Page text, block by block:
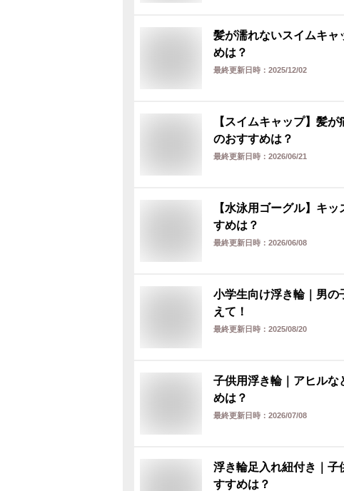
髪が濡れないスイムキャ
めは？
最終更新日時： 2025/12/02
【スイムキャップ】髪
のおすすめは？
最終更新日時： 2026/06/21
【水泳用ゴーグル】キ
すめは？
最終更新日時： 2026/06/08
小学生向け浮き輪｜男の
えて！
最終更新日時： 2025/08/20
子供用浮き輪｜アヒルな
めは？
最終更新日時： 2026/07/08
浮き輪足入れ紐付き｜子
すすめは？